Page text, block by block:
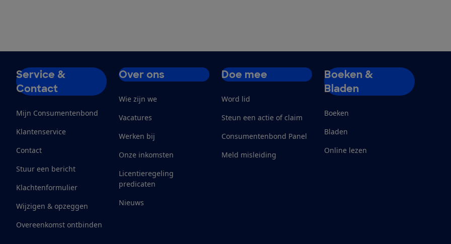
Service &
Contact
Mijn Consumentenbond
Klantenservice
Contact
Stuur een bericht
Klachtenformulier
Wijzigen & opzeggen
Overeenkomst ontbinden
Over ons
Wie zijn we
Vacatures
Werken bij
Onze inkomsten
Licentieregeling
predicaten
Nieuws
Doe mee
Word lid
Steun een actie of claim
Consumentenbond Panel
Meld misleiding
Boeken &
Bladen
Boeken
Bladen
Online lezen